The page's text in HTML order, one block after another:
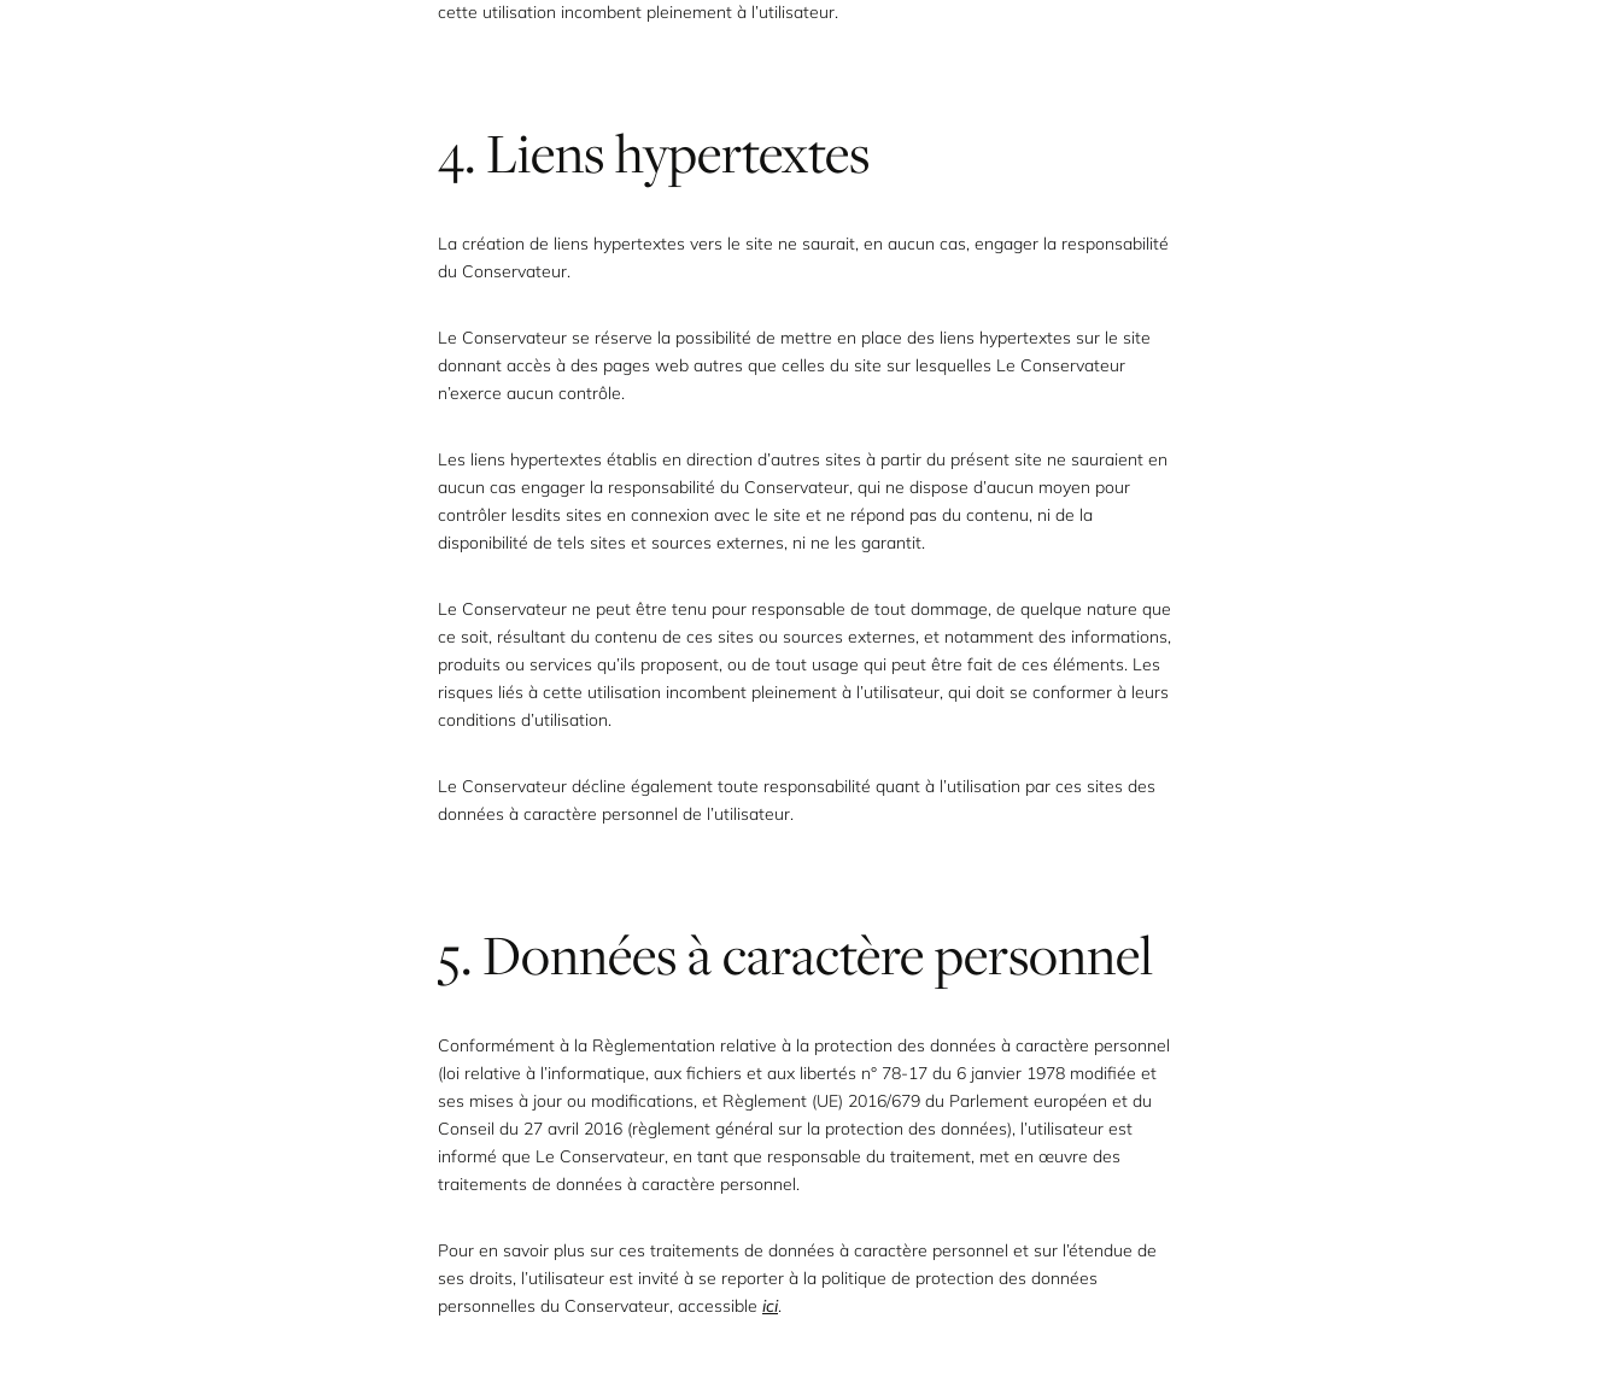
cette utilisation incombent pleinement à l’utilisateur.
4. Liens hypertextes
La création de liens hypertextes vers le site ne saurait, en aucun cas, engager la responsabilité
du Conservateur.
Le Conservateur se réserve la possibilité de mettre en place des liens hypertextes sur le site
donnant accès à des pages web autres que celles du site sur lesquelles Le Conservateur
n’exerce aucun contrôle.
Les liens hypertextes établis en direction d’autres sites à partir du présent site ne sauraient en
aucun cas engager la responsabilité du Conservateur, qui ne dispose d’aucun moyen pour
contrôler lesdits sites en connexion avec le site et ne répond pas du contenu, ni de la
disponibilité de tels sites et sources externes, ni ne les garantit.
Le Conservateur ne peut être tenu pour responsable de tout dommage, de quelque nature que
ce soit, résultant du contenu de ces sites ou sources externes, et notamment des informations,
produits ou services qu’ils proposent, ou de tout usage qui peut être fait de ces éléments. Les
risques liés à cette utilisation incombent pleinement à l’utilisateur, qui doit se conformer à leurs
conditions d’utilisation.
Le Conservateur décline également toute responsabilité quant à l’utilisation par ces sites des
données à caractère personnel de l’utilisateur.
5. Données à caractère personnel
Conformément à la Règlementation relative à la protection des données à caractère personnel
(loi relative à l’informatique, aux fichiers et aux libertés n° 78-17 du 6 janvier 1978 modifiée et
ses mises à jour ou modifications, et Règlement (UE) 2016/679 du Parlement européen et du
Conseil du 27 avril 2016 (règlement général sur la protection des données), l’utilisateur est
informé que Le Conservateur, en tant que responsable du traitement, met en œuvre des
traitements de données à caractère personnel.
Pour en savoir plus sur ces traitements de données à caractère personnel et sur l’étendue de
ses droits, l’utilisateur est invité à se reporter à la politique de protection des données
personnelles du Conservateur, accessible ici.